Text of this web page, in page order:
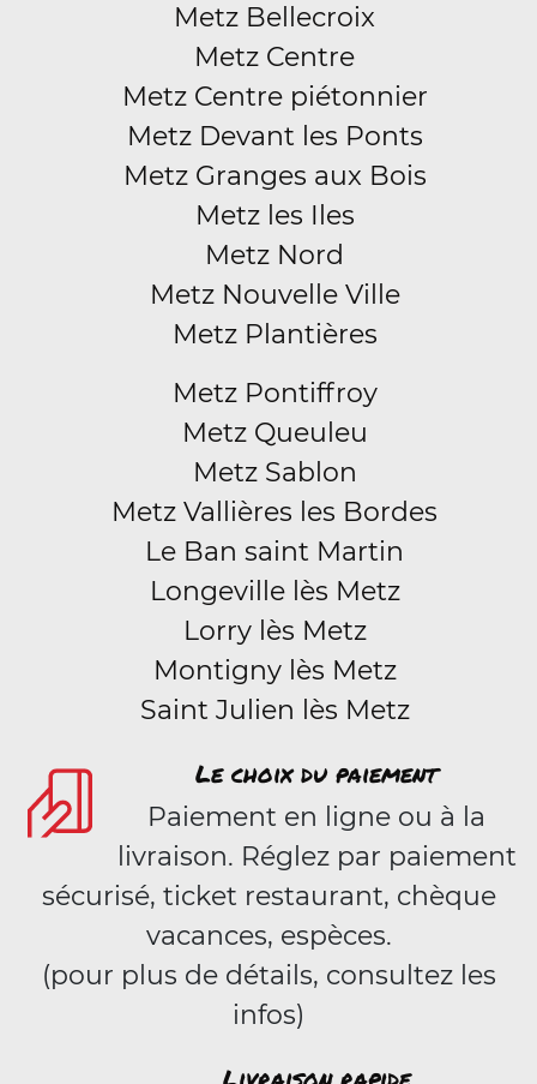
Metz Bellecroix
Metz Centre
Metz Centre piétonnier
Metz Devant les Ponts
Metz Granges aux Bois
Metz les Iles
Metz Nord
Metz Nouvelle Ville
Metz Plantières
Metz Pontiffroy
Metz Queuleu
Metz Sablon
Metz Vallières les Bordes
Le Ban saint Martin
Longeville lès Metz
Lorry lès Metz
Montigny lès Metz
Saint Julien lès Metz
Le choix du paiement
Paiement en ligne ou à la
livraison. Réglez par paiement
sécurisé, ticket restaurant, chèque
vacances, espèces.
(pour plus de détails, consultez les
infos)